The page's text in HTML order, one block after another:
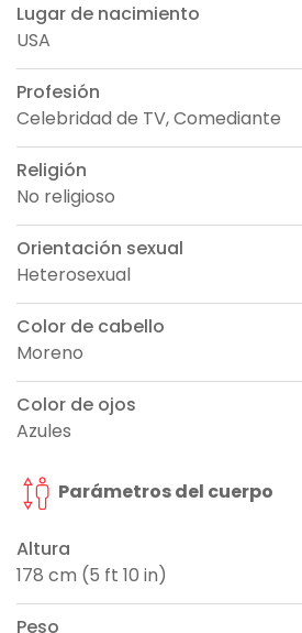
Lugar de nacimiento
USA
Profesión
Celebridad de TV, Comediante
Religión
No religioso
Orientación sexual
Heterosexual
Color de cabello
Moreno
Color de ojos
Azules
Parámetros del cuerpo
Altura
178 cm (5 ft 10 in)
Peso